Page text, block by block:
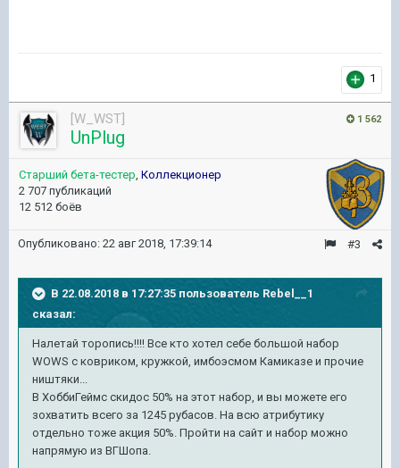
1
1 562
[W_WST]
UnPlug
Старший бета-тестер, Коллекционер
2 707 публикаций
12 512 боёв
#3
Опубликовано: 22 авг 2018, 17:39:14
В 22.08.2018 в 17:27:35 пользователь Rebel__1
сказал:
Налетай торопись!!!! Все кто хотел себе большой набор
WOWS с ковриком, кружкой, имбоэсмом Камиказе и прочие
ништяки...
В ХоббиГеймс скидос 50% на этот набор, и вы можете его
зохватить всего за 1245 рубасов. На всю атрибутику
отдельно тоже акция 50%. Пройти на сайт и набор можно
напрямую из ВГШопа.